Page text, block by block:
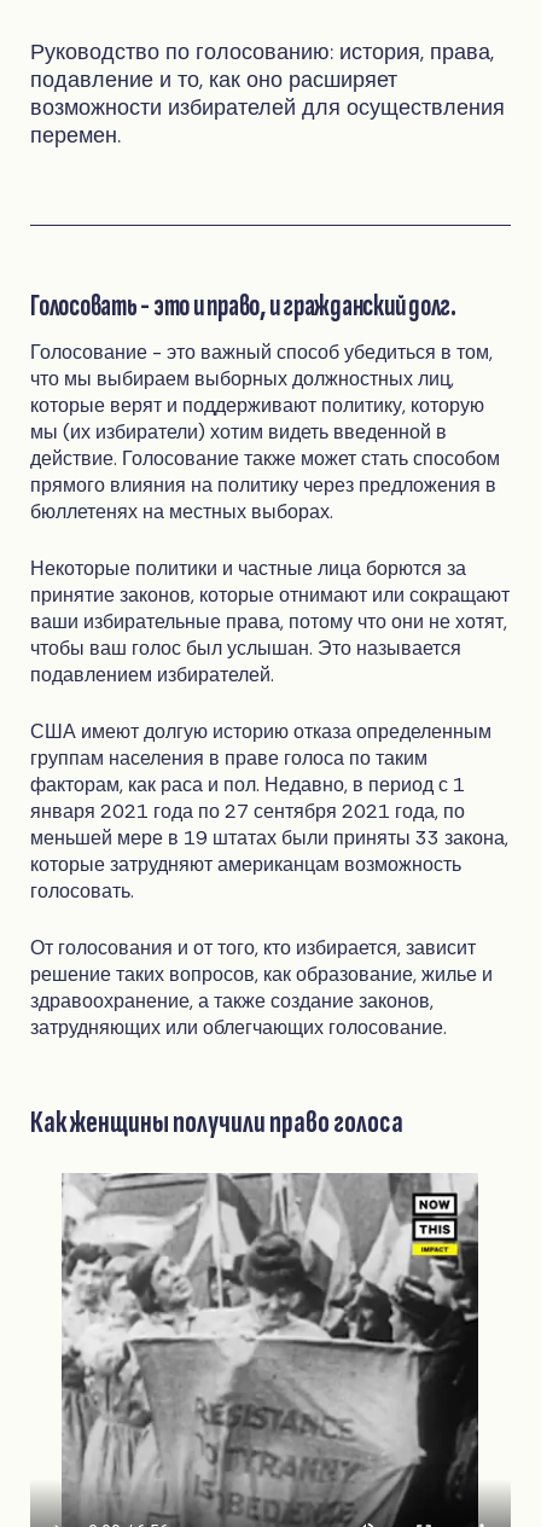
Руководство по голосованию: история, права,
подавление и то, как оно расширяет
возможности избирателей для осуществления
перемен.
Голосовать - это и право, и гражданский долг.
Голосование - это важный способ убедиться в том,
что мы выбираем выборных должностных лиц,
которые верят и поддерживают политику, которую
мы (их избиратели) хотим видеть введенной в
действие. Голосование также может стать способом
прямого влияния на политику через предложения в
бюллетенях на местных выборах.
Некоторые политики и частные лица борются за
принятие законов, которые отнимают или сокращают
ваши избирательные права, потому что они не хотят,
чтобы ваш голос был услышан. Это называется
подавлением избирателей.
США имеют долгую историю отказа определенным
группам населения в праве голоса по таким
факторам, как раса и пол. Недавно, в период с 1
января 2021 года по 27 сентября 2021 года, по
меньшей мере в 19 штатах были приняты 33 закона,
которые затрудняют американцам возможность
голосовать.
От голосования и от того, кто избирается, зависит
решение таких вопросов, как образование, жилье и
здравоохранение, а также создание законов,
затрудняющих или облегчающих голосование.
Как женщины получили право голоса